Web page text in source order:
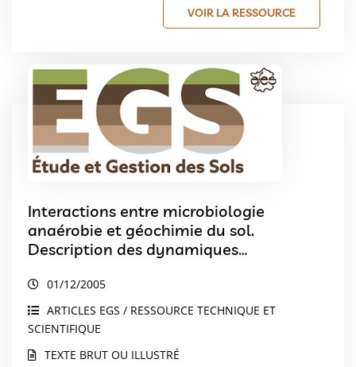
VOIR LA RESSOURCE
Interactions entre microbiologie
anaérobie et géochimie du sol.
Description des dynamiques
01/12/2005
ARTICLES EGS / RESSOURCE TECHNIQUE ET
SCIENTIFIQUE
TEXTE BRUT OU ILLUSTRÉ